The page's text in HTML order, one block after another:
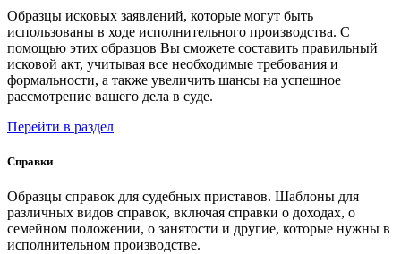
Образцы исковых заявлений, которые могут быть
использованы в ходе исполнительного производства. С
помощью этих образцов Вы сможете составить правильный
исковой акт, учитывая все необходимые требования и
формальности, а также увеличить шансы на успешное
рассмотрение вашего дела в суде.
Перейти в раздел
Справки
Образцы справок для судебных приставов. Шаблоны для
различных видов справок, включая справки о доходах, о
семейном положении, о занятости и другие, которые нужны в
исполнительном производстве.